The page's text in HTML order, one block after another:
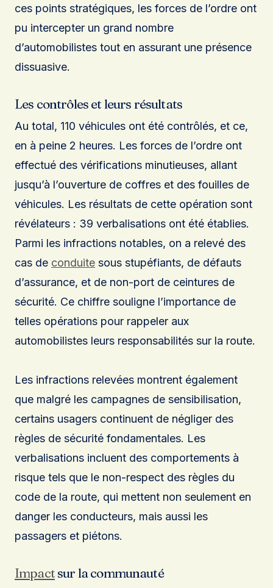
ces points stratégiques, les forces de l’ordre ont
pu intercepter un grand nombre
d’automobilistes tout en assurant une présence
dissuasive.
Les contrôles et leurs résultats
Au total, 110 véhicules ont été contrôlés, et ce,
en à peine 2 heures. Les forces de l’ordre ont
effectué des vérifications minutieuses, allant
jusqu’à l’ouverture de coffres et des fouilles de
véhicules. Les résultats de cette opération sont
révélateurs : 39 verbalisations ont été établies.
Parmi les infractions notables, on a relevé des
cas de conduite sous stupéfiants, de défauts
d’assurance, et de non-port de ceintures de
sécurité. Ce chiffre souligne l’importance de
telles opérations pour rappeler aux
automobilistes leurs responsabilités sur la route.
Les infractions relevées montrent également
que malgré les campagnes de sensibilisation,
certains usagers continuent de négliger des
règles de sécurité fondamentales. Les
verbalisations incluent des comportements à
risque tels que le non-respect des règles du
code de la route, qui mettent non seulement en
danger les conducteurs, mais aussi les
passagers et piétons.
Impactsur la communauté